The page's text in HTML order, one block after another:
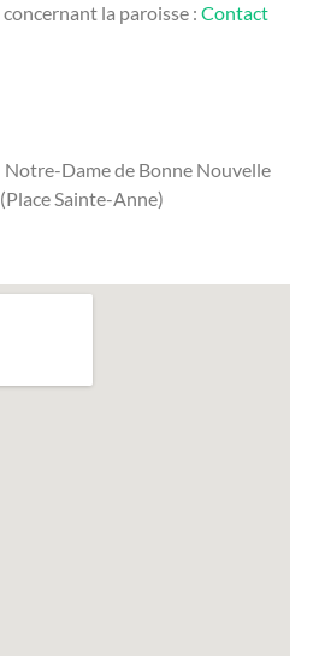
la paroisse :Contact
Dame de Bonne Nouvelle
Sainte-Anne)